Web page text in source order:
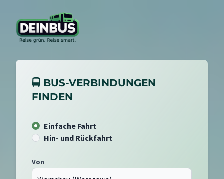
🚍 BUS-VERBINDUNGEN
FINDEN
Einfache Fahrt
Hin- und Rückfahrt
Von